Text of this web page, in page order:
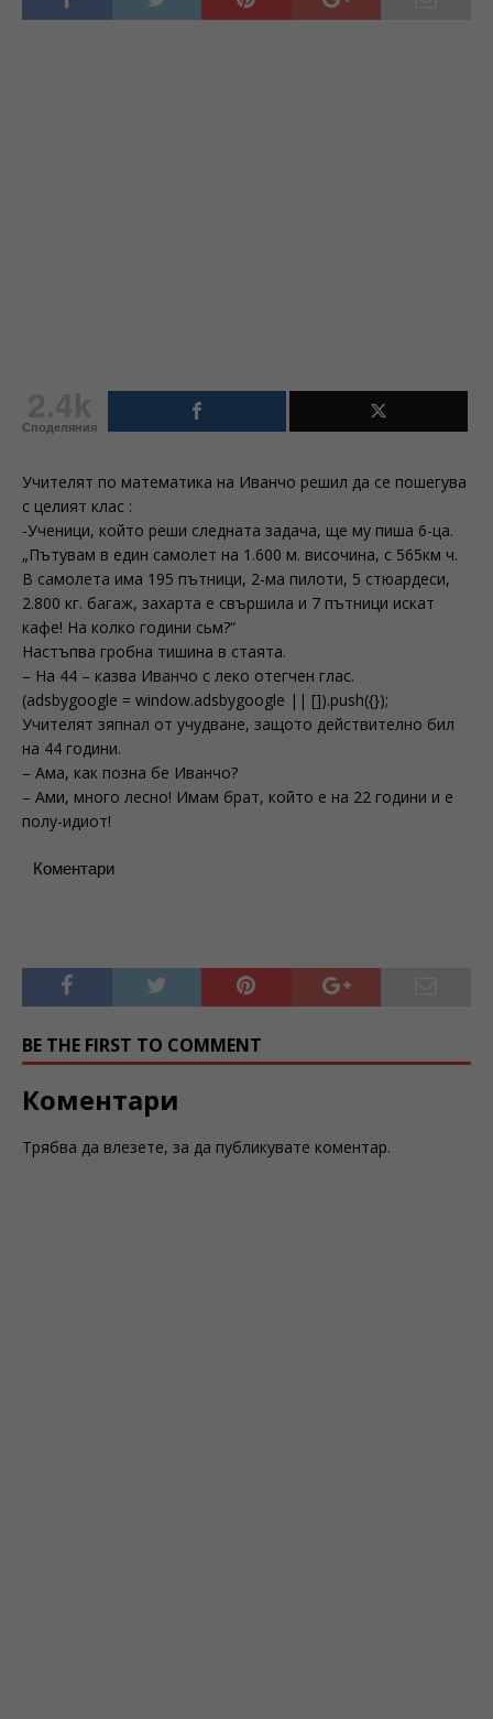
Споделяния
Учителят по математика на Иванчо решил да се пошегува
с целият клас :
-Ученици, който реши следната задача, ще му пиша 6-ца.
„Пътувам в един самолет на 1.600 м. височина, с 565км ч.
В самолета има 195 пътници, 2-ма пилоти, 5 стюардеси,
2.800 кг. багаж, захарта е свършила и 7 пътници искат
кафе! На колко години сьм?“
Настъпва гробна тишина в стаята.
– На 44 – казва Иванчо с леко отегчен глас.
(adsbygoogle = window.adsbygoogle || []).push({});
Учителят зяпнал от учудване, защото действително бил
на 44 години.
– Ама, как позна бе Иванчо?
– Ами, много лесно! Имам брат, който е на 22 години и е
полу-идиот!
Коментари
BE THE FIRST TO COMMENT
Коментари
Трябва да влезете, за да публикувате коментар.